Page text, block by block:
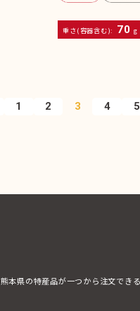
重さ(容器含む): 70 g
1 2 3 4 5
熊本県の特産品が一つから注文でき